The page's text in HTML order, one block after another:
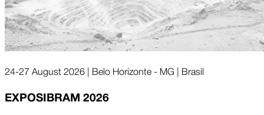
24-27 August 2026 | Belo Horizonte - MG | Brasil
EXPOSIBRAM 2026